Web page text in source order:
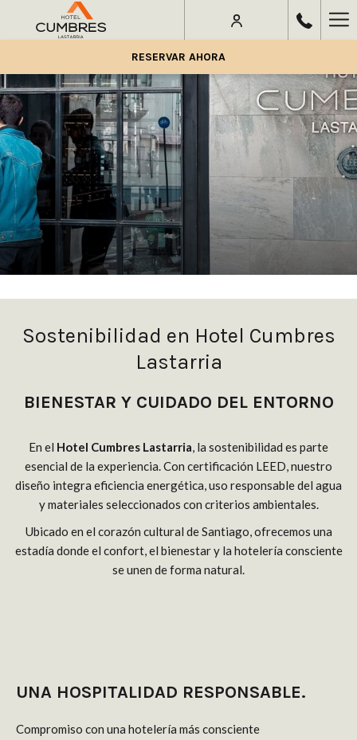
RESERVAR AHORA
Sostenibilidad en Hotel Cumbres
Lastarria
BIENESTAR Y CUIDADO DEL ENTORNO
En el Hotel Cumbres Lastarria, la sostenibilidad es parte
esencial de la experiencia. Con certificación LEED, nuestro
diseño integra eficiencia energética, uso responsable del agua
y materiales seleccionados con criterios ambientales.
Ubicado en el corazón cultural de Santiago, ofrecemos una
estadía donde el confort, el bienestar y la hotelería consciente
se unen de forma natural.
UNA HOSPITALIDAD RESPONSABLE.
Compromiso con una hotelería más consciente